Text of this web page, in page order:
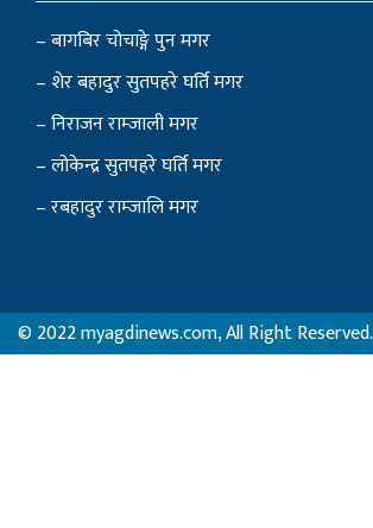
– बागबिर चोचाङ्गे पुन मगर
– शेर बहादुर सुतपहरे घर्ति मगर
– निराजन राम्जाली मगर
– लोकेन्द्र सुतपहरे घर्ति मगर
– रबहादुर राम्जालि मगर
© 2022 myagdinews.com, All Right Reserved.